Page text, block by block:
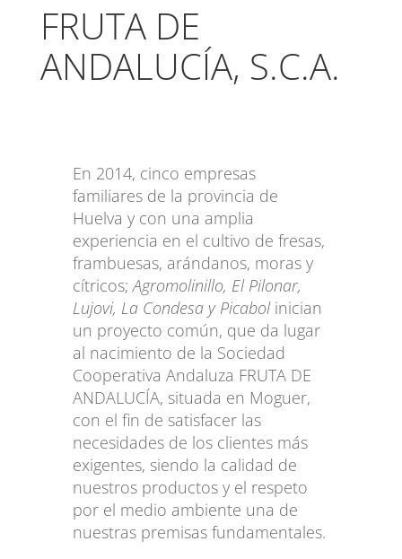
FRUTA DE
ANDALUCÍA, S.C.A.
En 2014, cinco empresas
familiares de la provincia de
Huelva y con una amplia
experiencia en el cultivo de fresas,
frambuesas, arándanos, moras y
cítricos;Agromolinillo, El Pilonar,
Lujovi, La Condesa y Picabolinician
un proyecto común, que da lugar
al nacimiento de la Sociedad
Cooperativa Andaluza FRUTA DE
ANDALUCÍA, situada en Moguer,
con el fin de satisfacer las
necesidades de los clientes más
exigentes, siendo la calidad de
nuestros productos y el respeto
por el medio ambiente una de
nuestras premisas fundamentales.